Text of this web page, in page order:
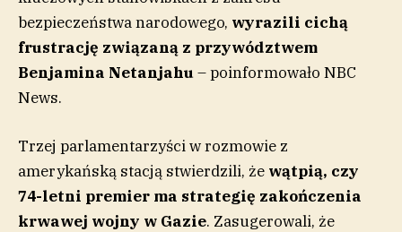
bezpieczeństwa narodowego, wyrazili cichą
frustrację związaną z przywództwem
Benjamina Netanjahu– poinformowało NBC
News.
Trzej parlamentarzyści w rozmowie z
amerykańską stacją stwierdzili, że wątpią, czy
74-letni premier ma strategię zakończenia
krwawej wojny w Gazie. Zasugerowali, że